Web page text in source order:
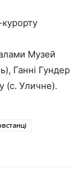
Музей
Ганні Гундер
(с. Уличне).